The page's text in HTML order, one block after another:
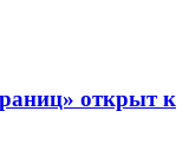
открыт к